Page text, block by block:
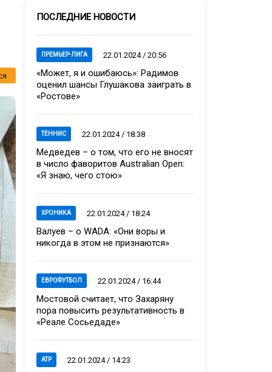
ПОСЛЕДНИЕ НОВОСТИ
ПРЕМЬЕР-ЛИГА 22.01.2024 / 20:56
«Может, я и ошибаюсь»: Радимов
оценил шансы Глушакова заиграть в
«Ростове»
ТЕННИС 22.01.2024 / 18:38
Медведев – о том, что его не вносят
в число фаворитов Australian Open:
«Я знаю, чего стою»
ХРОНИКА 22.01.2024 / 18:24
Валуев – о WADA: «Они воры и
никогда в этом не признаются»
ЕВРОФУТБОЛ 22.01.2024 / 16:44
Мостовой считает, что Захаряну
пора повысить результативность в
«Реале Сосьедаде»
ATP 22.01.2024 / 14:23